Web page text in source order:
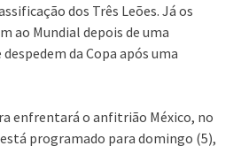
dos Três Leões. Já os
ao Mundial depois de uma
da Copa após uma
enfrentará o anfitrião México, no
programado para domingo (5),